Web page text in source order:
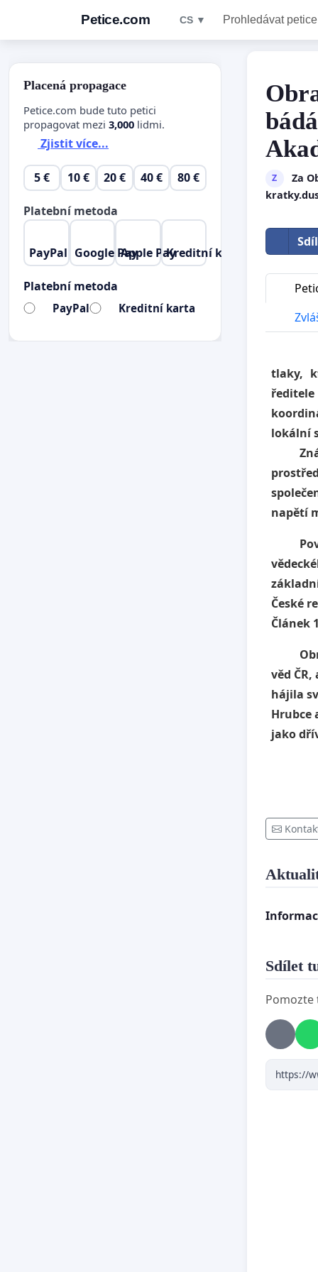
Petice.com CS ▼ Prohledávat petice
Z
Za
tlaky,
lokální
napětí
České
Článek
věd
hájila
Hrubce
jako
Sdílet
Pomozte
Placená propagace
Petice.com bude tuto petici
propagovat mezi 3,000 lidmi.
Zjistit více...
5 € 10 € 20 € 40 € 80 €
Platební metoda
PayPal Google PayApple PayKreditní karta
Platební metoda
PayPal Kreditní karta